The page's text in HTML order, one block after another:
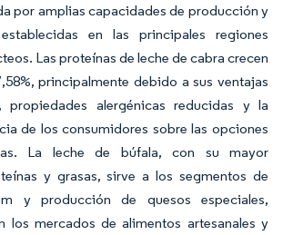
por amplias capacidades de producción y
en las principales regiones
Las proteínas de leche de cabra crecen
principalmente debido a sus ventajas
propiedades alergénicas reducidas y la
de los consumidores sobre las opciones
La leche de búfala, con su mayor
y grasas, sirve a los segmentos de
y producción de quesos especiales,
los mercados de alimentos artesanales y